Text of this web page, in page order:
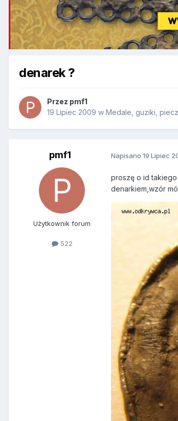
denarek ?
Przez pmf1
19 Lipiec 2009 w Medale, guziki,
pmf1
Użytkownik forum
522
Napisano 19 Lipiec
proszę o id
denarkiem,wzór